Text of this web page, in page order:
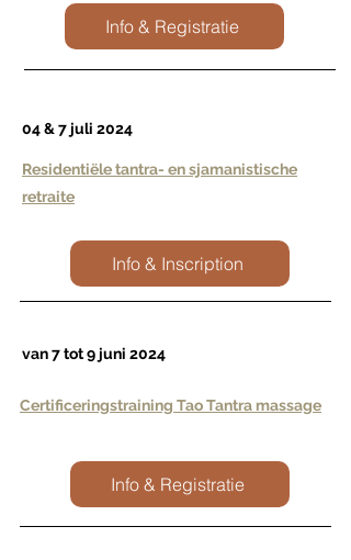
Info & Registratie
04 & 7 juli 2024
Info & Inscription
Residentiële tantra- en sjamanistische
retraite
van 7 tot 9 juni 2024
Certificeringstraining Tao Tantra massage
Info & Registratie